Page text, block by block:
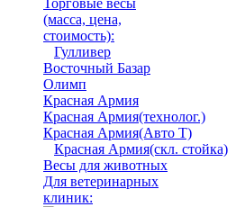
Торговые весы
(масса, цена,
стоимость):
Гулливер
Восточный Базар
Олимп
Красная Армия
Красная Армия(технолог.)
Красная Армия(Авто Т)
Красная Армия(скл. стойка)
Весы для животных
Для ветеринарных
клиник: